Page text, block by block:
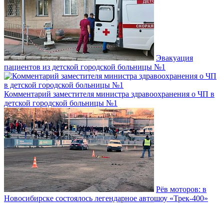
Эвакуация
пациентов из детской городской больницы №1
Комментарий заместителя министра здравоохранения о ЧП в
детской городской больницы №1
Рёв моторов: в
Новосибирске состоялось легендарное автошоу «Трек-400»